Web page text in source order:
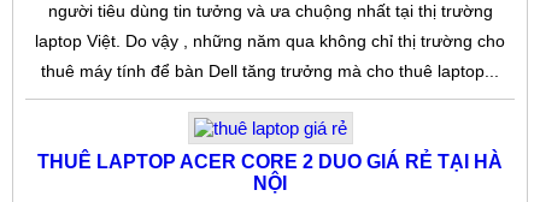
người tiêu dùng tin tưởng và ưa chuộng nhất tại thị trường
laptop Việt. Do vậy , những năm qua không chỉ thị trường cho
thuê máy tính để bàn Dell tăng trưởng mà cho thuê laptop...
THUÊ LAPTOP ACER CORE 2 DUO GIÁ RẺ TẠI HÀ
NỘI